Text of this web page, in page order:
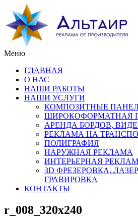
Меню
ГЛАВНАЯ
О НАС
НАШИ РАБОТЫ
НАШИ УСЛУГИ
КОМПОЗИТНЫЕ
ШИРОКОФОРМАТНАЯ
АРЕНДА БОРДОВ,
РЕКЛАМА НА
ПОЛИГРАФИЯ
НАРУЖНАЯ РЕКЛАМА
ИНТЕРЬЕРНАЯ
3D ФРЕЗЕРОВКА,
ГРАВИРОВКА
КОНТАКТЫ
r_008_320x240